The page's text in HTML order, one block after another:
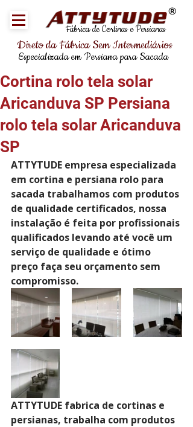
Fábrica de Cortinas e Persianas
®
Direto da Fábrica Sem Intermediários
Especializada em Persiana para Sacada
Cortina rolo tela solar
Aricanduva SP Persiana
rolo tela solar Aricanduva
SP
ATTYTUDE empresa especializada
em cortina e persiana rolo para
sacada trabalhamos com produtos
de qualidade certificados, nossa
instalação é feita por profissionais
qualificados levando até você um
serviço de qualidade e ótimo
preço faça seu orçamento sem
compromisso.
ATTYTUDE fabrica de cortinas e
persianas, trabalha com produtos